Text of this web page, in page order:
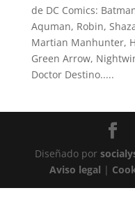
de DC Comics:
Aquman, Robin,
Martian Manhunter,
Green Arrow,
Doctor Destino.....
Diseñado por
Aviso legal |